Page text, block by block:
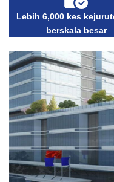
Lebih 6,000 kes
berskala besar